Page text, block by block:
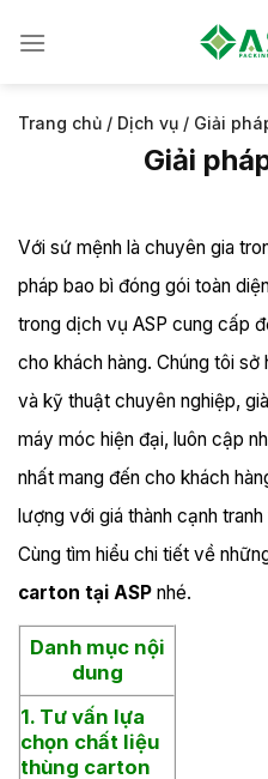
đến
Trang chủ / Dịch vụ / Giải
Giải
Với sứ mệnh là chuyên gia
pháp bao bì đóng gói toàn
trong dịch vụ ASP cung cấp
cho khách hàng. Chúng tôi
và kỹ thuật chuyên nghiệp,
máy móc hiện đại, luôn cập
nhất mang đến cho khách
lượng với giá thành cạnh
Cùng tìm hiểu chi tiết về
carton tại ASP nhé.
Danh mục nội
dung
1. Tư vấn lựa
chọn chất liệu
thùng carton